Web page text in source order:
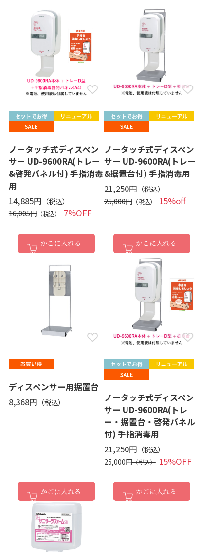
ノータッチ式ディスペン
サー UD-9600RA(トレー
&啓発パネル付) 手指消毒
用
14,885円
16,005円 7%OFF
かごに入れる
ノータッチ式ディスペン
サー UD-9600RA(トレー
&据置台付) 手指消毒用
21,250円
25,000円 15%off
かごに入れる
ディスペンサー用据置台
8,368円
かごに入れる
ノータッチ式ディスペン
サー UD-9600RA(トレ
ー・据置台・啓発パネル
付) 手指消毒用
21,250円
25,000円 15%OFF
かごに入れる